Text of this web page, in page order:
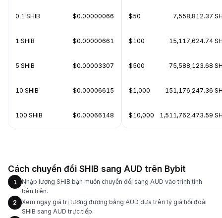
0.1 SHIB $0.00000066
1 SHIB $0.00000661
5 SHIB $0.00003307
10 SHIB $0.00006615
100 SHIB $0.00066148
$50 7,558,812.37
$100 15,117,624.74
$500 75,588,123.68
$1,000 151,176,247.36
$10,000 1,511,762,473.59
Cách chuyển đổi SHIB sang AUD trên Bybit
1
Nhập lượng SHIB bạn muốn chuyển đổi sang AUD vào trình tính
bên trên.
2
Xem ngay giá trị tương đương bằng AUD dựa trên tỷ giá hối đoái
SHIB sang AUD trực tiếp.